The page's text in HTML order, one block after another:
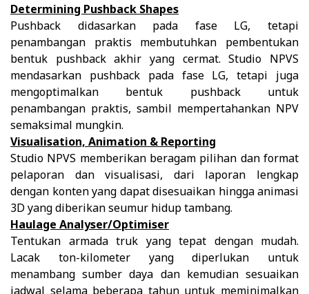
Determining Pushback Shapes
Pushback didasarkan pada fase LG, tetapi
penambangan praktis membutuhkan pembentukan
bentuk pushback akhir yang cermat. Studio NPVS
mendasarkan pushback pada fase LG, tetapi juga
mengoptimalkan bentuk pushback untuk
penambangan praktis, sambil mempertahankan NPV
semaksimal mungkin.
Visualisation, Animation & Reporting
Studio NPVS memberikan beragam pilihan dan format
pelaporan dan visualisasi, dari laporan lengkap
dengan konten yang dapat disesuaikan hingga animasi
3D yang diberikan seumur hidup tambang.
Haulage Analyser/Optimiser
Tentukan armada truk yang tepat dengan mudah.
Lacak ton-kilometer yang diperlukan untuk
menambang sumber daya dan kemudian sesuaikan
jadwal selama beberapa tahun untuk meminimalkan